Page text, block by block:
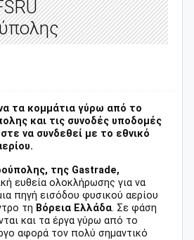
τα κομμάτια γύρω από το
και τις συνοδές υποδομές
να συνδεθεί με το εθνικό
της Gastrade,
ευθεία ολοκλήρωσης για να
πηγή εισόδου φυσικού αερίου
τη Βόρεια Ελλάδα. Σε φάση
και τα έργα γύρω από το
αφορά τον πολύ σημαντικό